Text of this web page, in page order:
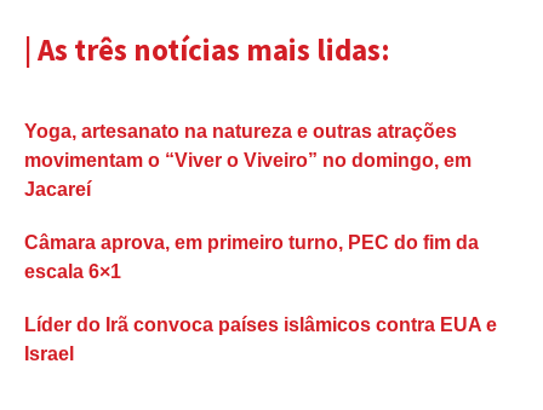
| As três notícias mais lidas:
Yoga, artesanato na natureza e outras atrações
movimentam o “Viver o Viveiro” no domingo, em
Jacareí
Câmara aprova, em primeiro turno, PEC do fim da
escala 6×1
Líder do Irã convoca países islâmicos contra EUA e
Israel